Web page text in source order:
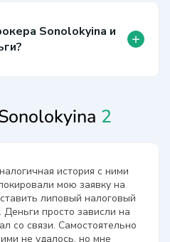
Sonolokyina и
+
2
история с ними
мою заявку на
липовый налоговый
Деньги просто зависли на
со связи. Самостоятельно
не удалось, но мне